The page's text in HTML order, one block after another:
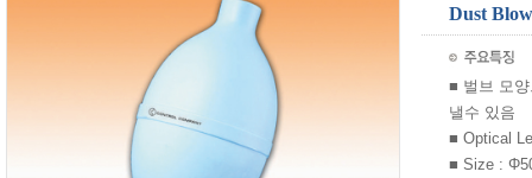
Dust
■ 벌브 모
낼수 있음
■ Optical
■ Size :